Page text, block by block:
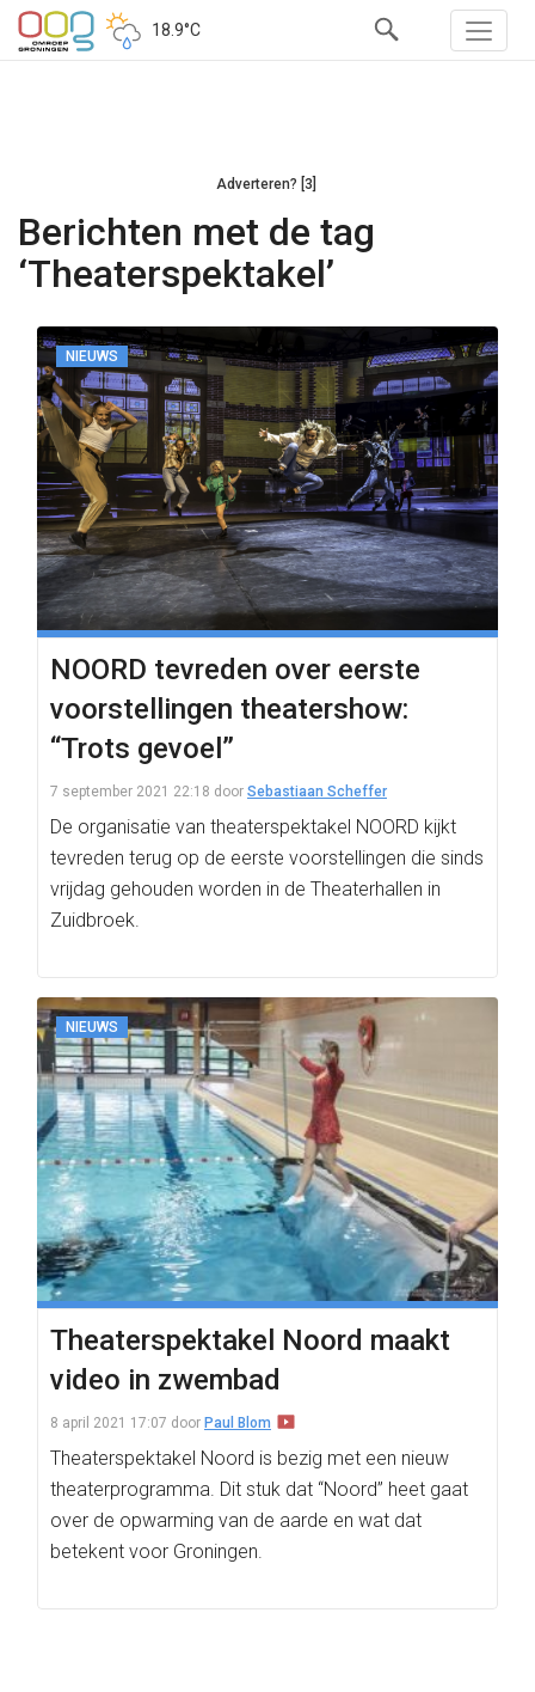
18.9°C
Adverteren? [3]
Berichten met de tag
‘Theaterspektakel’
NIEUWS
NOORD tevreden over eerste
voorstellingen theatershow:
“Trots gevoel”
7 september 2021 22:18 door Sebastiaan Scheffer
De organisatie van theaterspektakel NOORD kijkt
tevreden terug op de eerste voorstellingen die sinds
vrijdag gehouden worden in de Theaterhallen in
Zuidbroek.
NIEUWS
Theaterspektakel Noord maakt
video in zwembad
8 april 2021 17:07 door Paul Blom
Theaterspektakel Noord is bezig met een nieuw
theaterprogramma. Dit stuk dat “Noord” heet gaat
over de opwarming van de aarde en wat dat
betekent voor Groningen.